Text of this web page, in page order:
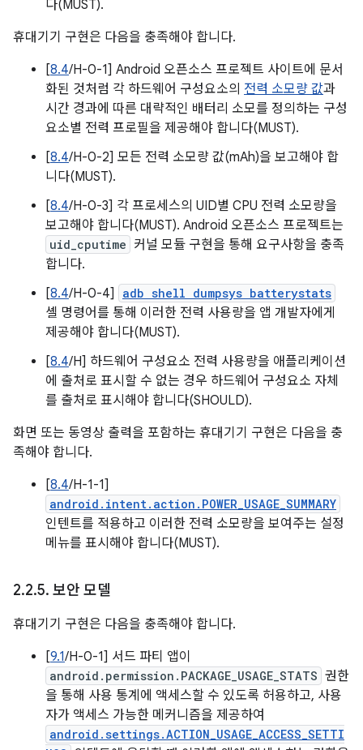
다(MUST).
휴대기기 구현은 다음을 충족해야 합니다.
[8.4/H-0-1] Android 오픈소스 프로젝트 사이트에 문서
화된 것처럼 각 하드웨어 구성요소의 전력 소모량 값과
시간 경과에 따른 대략적인 배터리 소모를 정의하는 구성
요소별 전력 프로필을 제공해야 합니다(MUST).
[8.4/H-0-2] 모든 전력 소모량 값(mAh)을 보고해야 합
니다(MUST).
[8.4/H-0-3] 각 프로세스의 UID별 CPU 전력 소모량을
보고해야 합니다(MUST). Android 오픈소스 프로젝트는
uid_cputime 커널 모듈 구현을 통해 요구사항을 충족
합니다.
[8.4/H-0-4] adb shell dumpsys batterystats
셸 명령어를 통해 이러한 전력 사용량을 앱 개발자에게
제공해야 합니다(MUST).
[8.4/H] 하드웨어 구성요소 전력 사용량을 애플리케이션
에 출처로 표시할 수 없는 경우 하드웨어 구성요소 자체
를 출처로 표시해야 합니다(SHOULD).
화면 또는 동영상 출력을 포함하는 휴대기기 구현은 다음을 충
족해야 합니다.
[8.4/H-1-1]
android.intent.action.POWER_USAGE_SUMMARY
인텐트를 적용하고 이러한 전력 소모량을 보여주는 설정
메뉴를 표시해야 합니다(MUST).
2.2.5. 보안 모델
휴대기기 구현은 다음을 충족해야 합니다.
[9.1/H-0-1] 서드 파티 앱이
android.permission.PACKAGE_USAGE_STATS 권한
을 통해 사용 통계에 액세스할 수 있도록 허용하고, 사용
자가 액세스 가능한 메커니즘을 제공하여
android.settings.ACTION_USAGE_ACCESS_SETTI